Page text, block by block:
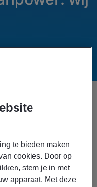
ons op
te bieden maken
cookies. Door op
stem je in met
apparaat. Met deze